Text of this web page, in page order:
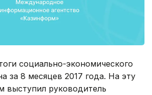
социально-экономического
за 8 месяцев 2017 года. На эту
выступил руководитель